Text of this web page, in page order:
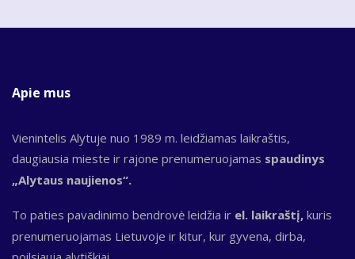
Apie mus
Vienintelis Alytuje nuo 1989 m. leidžiamas laikraštis,
daugiausia mieste ir rajone prenumeruojamas spaudinys
„Alytaus naujienos“.
To paties pavadinimo bendrovė leidžia ir el. laikraštį, kuris
prenumeruojamas Lietuvoje ir kitur, kur gyvena, dirba,